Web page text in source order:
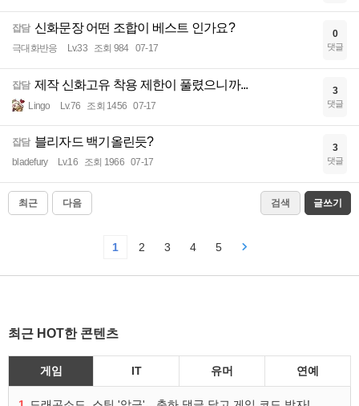
잡담 신화문장 어떤 조합이 베스트 인가요?
극대화반응 Lv.33 조회 984 07-17
0
댓글
잡담 제작 신화고유 착용 제한이 풀렸으니까...
Lingo Lv.76 조회 1456 07-17
3
댓글
잡담 블리자드 백기올린듯?
bladefury Lv.16 조회 1966 07-17
3
댓글
최근 다음 검색 글쓰기
1 2 3 4 5
최근 HOT한 콘텐츠
게임 IT 유머 연예